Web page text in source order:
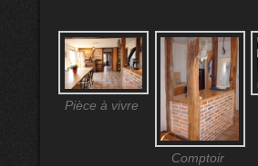
Pièce à vivre
Comptoir